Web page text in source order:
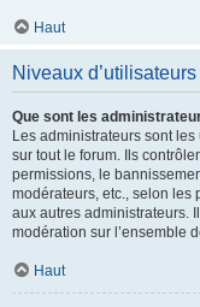
Haut
Niveaux
Que sont les
Les administrateurs sont
sur tout le forum. Ils
permissions, le
modérateurs, etc., selon les
aux autres administrateurs.
modération sur l’ensemble
Haut